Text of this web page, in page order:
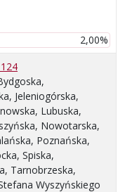
2,00%
Jeleniogórska,
Lubuska,
Nowotarska,
Poznańska,
Spiska,
Tarnobrzeska,
Wyszyńskiego